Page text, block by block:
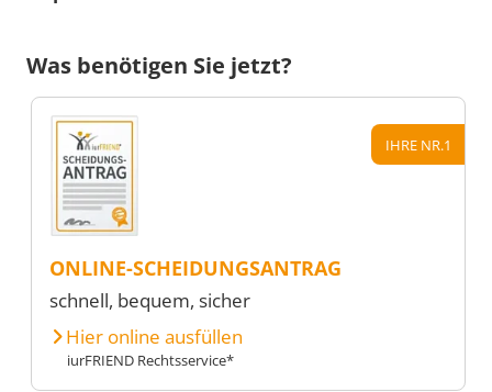
Was benötigen Sie jetzt?
IHRE NR.1
ONLINE-SCHEIDUNGSANTRAG
schnell, bequem, sicher
Hier online ausfüllen
iurFRIEND Rechtsservice*